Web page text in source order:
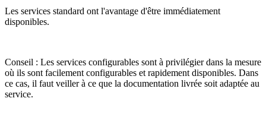
Les services standard ont l'avantage d'être immédiatement
disponibles.
Conseil : Les services configurables sont à privilégier dans la mesure
où ils sont facilement configurables et rapidement disponibles. Dans
ce cas, il faut veiller à ce que la documentation livrée soit adaptée au
service.